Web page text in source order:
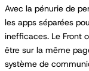
Avec la pénurie de
les apps séparées
inefficaces. Le Front
être sur la même
système de